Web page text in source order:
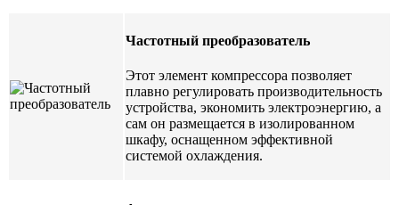
Частотный преобразователь
Этот элемент компрессора позволяет
плавно регулировать производительность
устройства, экономить электроэнергию, а
сам он размещается в изолированном
шкафу, оснащенном эффективной
системой охлаждения.